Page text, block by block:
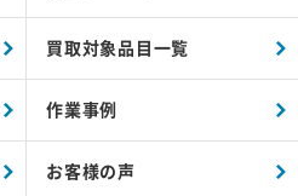
買取対象品目一覧
作業事例
お客様の声